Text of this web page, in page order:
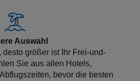
Auswahl
größer ist Ihr Frei-und-
Sie aus allen Hotels,
bevor die besten